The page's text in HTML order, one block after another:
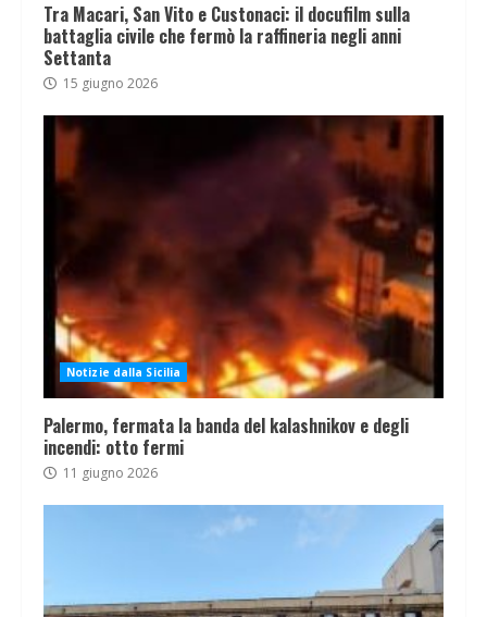
Tra Macari, San Vito e Custonaci: il docufilm sulla
battaglia civile che fermò la raffineria negli anni
Settanta
15 giugno 2026
Notizie dalla Sicilia
Palermo, fermata la banda del kalashnikov e degli
incendi: otto fermi
11 giugno 2026